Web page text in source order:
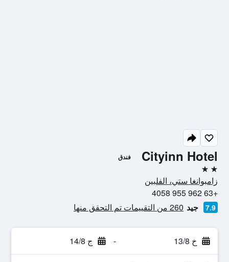
Cityinn Hotel فندق
2 نجمتين
زامبوانغا ستي، الفلبين
+63 962 955 4058
7.9 جيد 260 من التقييمات تم التحقق منها
خ 13/8 - ج 14/8